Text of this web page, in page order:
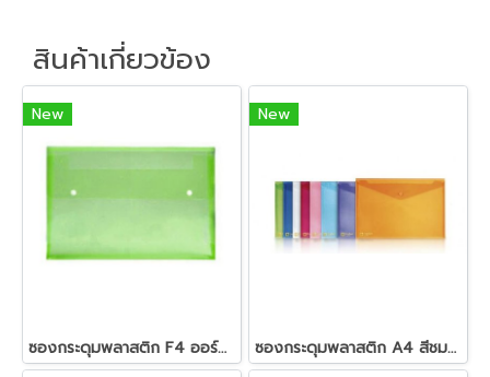
สินค้าเกี่ยวข้อง
New
ซองกระดุมพลาสติก F4 ออร์ก้า B-154
New
ซองกระดุมพลาสติก A4 สีชมพู (แพ็ค12ซอง) ตราช้าง 425